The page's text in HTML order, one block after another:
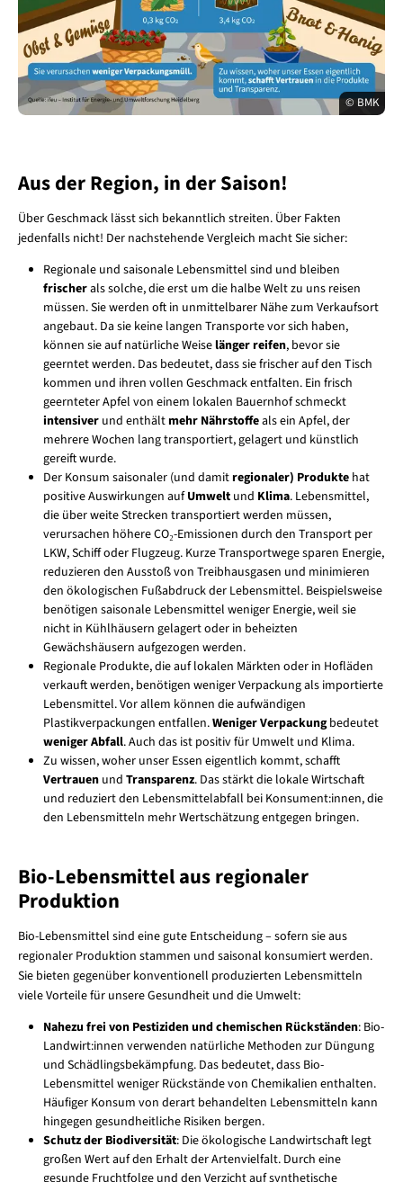
© BMK
Aus der Region, in der Saison!
Über Geschmack lässt sich bekanntlich streiten. Über Fakten
jedenfalls nicht! Der nachstehende Vergleich macht Sie sicher:
Regionale und saisonale Lebensmittel sind und bleiben
frischerals solche, die erst um die halbe Welt zu uns reisen
müssen. Sie werden oft in unmittelbarer Nähe zum Verkaufsort
angebaut. Da sie keine langen Transporte vor sich haben,
können sie auf natürliche Weiselängerreifen, bevor sie
geerntet werden. Das bedeutet, dass sie frischer auf den Tisch
kommen und ihren vollen Geschmack entfalten. Ein frisch
geernteter Apfel von einem lokalen Bauernhof schmeckt
intensiverund enthältmehr Nährstoffeals ein Apfel, der
mehrere Wochen lang transportiert, gelagert und künstlich
gereift wurde.
Der Konsum saisonaler (und damitregionaler) Produktehat
positive Auswirkungen aufUmweltund Klima. Lebensmittel,
die über weite Strecken transportiert werden müssen,
verursachen höhere CO₂-Emissionen durch den Transport per
LKW, Schiff oder Flugzeug. Kurze Transportwege sparen Energie,
reduzieren den Ausstoß von Treibhausgasen und minimieren
den ökologischen Fußabdruck der Lebensmittel. Beispielsweise
benötigen saisonale Lebensmittel weniger Energie, weil sie
nicht in Kühlhäusern gelagert oder in beheizten
Gewächshäusern aufgezogen werden.
Regionale Produkte, die auf lokalen Märkten oder in Hofläden
verkauft werden, benötigen weniger Verpackung als importierte
Lebensmittel. Vor allem können die aufwändigen
Plastikverpackungen entfallen.Weniger Verpackungbedeutet
weniger Abfall. Auch das ist positiv für Umwelt und Klima.
Zu wissen, woher unser Essen eigentlich kommt, schafft
Vertrauenund Transparenz. Das stärkt die lokale Wirtschaft
und reduziert den Lebensmittelabfall bei Konsument:innen, die
den Lebensmitteln mehr Wertschätzung entgegen bringen.
Bio-Lebensmittel aus regionaler
Produktion
Bio-Lebensmittel sind eine gute Entscheidung – sofern sie aus
regionaler Produktion stammen und saisonal konsumiert werden.
Sie bieten gegenüber konventionell produzierten Lebensmitteln
viele Vorteile für unsere Gesundheit und die Umwelt:
Nahezu frei von Pestiziden und chemischen Rückständen: Bio-
Landwirt:innen verwenden natürliche Methoden zur Düngung
und Schädlingsbekämpfung. Das bedeutet, dass Bio-
Lebensmittel weniger Rückstände von Chemikalien enthalten.
Häufiger Konsum von derart behandelten Lebensmitteln kann
hingegen gesundheitliche Risiken bergen.
Schutz der Biodiversität: Die ökologische Landwirtschaft legt
großen Wert auf den Erhalt der Artenvielfalt. Durch eine
gesunde Fruchtfolge und den Verzicht auf synthetische